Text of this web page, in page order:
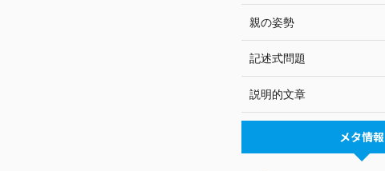
親の姿勢
記述式問題
説明的文章
メタ情報